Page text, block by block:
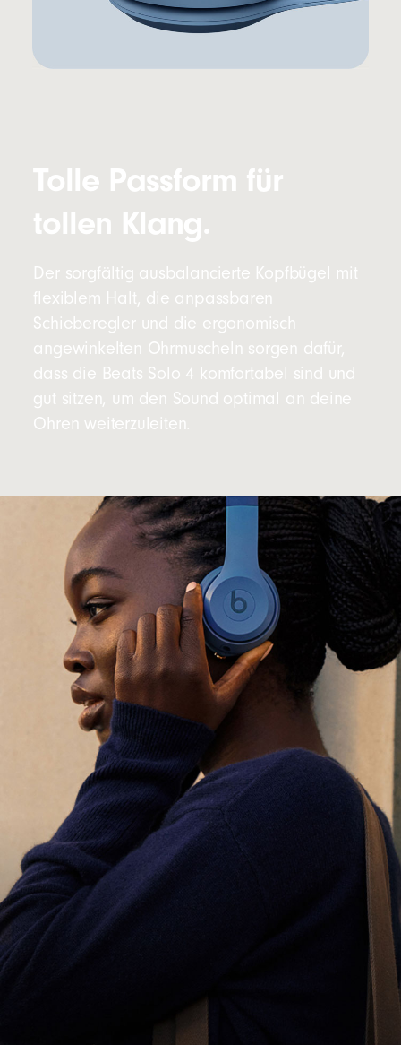
Tolle Passform für
tollen Klang.
Der sorgfältig ausbalancierte Kopfbügel mit
flexiblem Halt, die anpassbaren
Schieberegler und die ergonomisch
angewinkelten Ohrmuscheln sorgen dafür,
dass die Beats Solo 4 komfortabel sind und
gut sitzen, um den Sound optimal an deine
Ohren weiterzuleiten.